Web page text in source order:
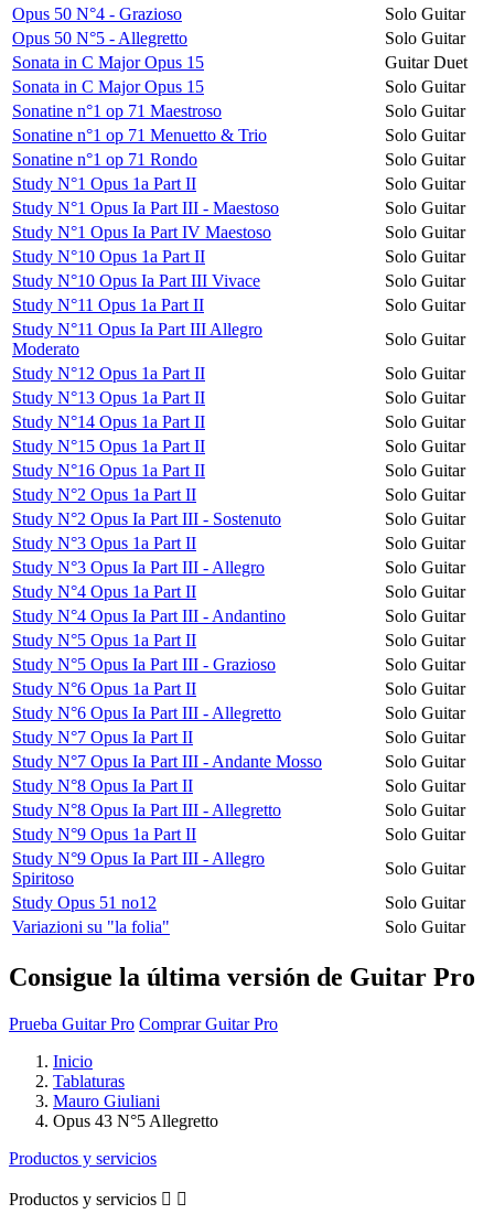
Opus 50 N°4 - Grazioso
Solo Guitar
Opus 50 N°5 - Allegretto
Solo Guitar
Sonata in C Major Opus 15
Guitar Duet
Sonata in C Major Opus 15
Solo Guitar
Sonatine n°1 op 71 Maestroso
Solo Guitar
Sonatine n°1 op 71 Menuetto & Trio
Solo Guitar
Sonatine n°1 op 71 Rondo
Solo Guitar
Study N°1 Opus 1a Part II
Solo Guitar
Study N°1 Opus Ia Part III - Maestoso
Solo Guitar
Study N°1 Opus Ia Part IV Maestoso
Solo Guitar
Study N°10 Opus 1a Part II
Solo Guitar
Study N°10 Opus Ia Part III Vivace
Solo Guitar
Study N°11 Opus 1a Part II
Solo Guitar
Study N°11 Opus Ia Part III Allegro
Moderato
Solo Guitar
Study N°12 Opus 1a Part II
Solo Guitar
Study N°13 Opus 1a Part II
Solo Guitar
Study N°14 Opus 1a Part II
Solo Guitar
Study N°15 Opus 1a Part II
Solo Guitar
Study N°16 Opus 1a Part II
Solo Guitar
Study N°2 Opus 1a Part II
Solo Guitar
Study N°2 Opus Ia Part III - Sostenuto
Solo Guitar
Study N°3 Opus 1a Part II
Solo Guitar
Study N°3 Opus Ia Part III - Allegro
Solo Guitar
Study N°4 Opus 1a Part II
Solo Guitar
Study N°4 Opus Ia Part III - Andantino
Solo Guitar
Study N°5 Opus 1a Part II
Solo Guitar
Study N°5 Opus Ia Part III - Grazioso
Solo Guitar
Study N°6 Opus 1a Part II
Solo Guitar
Study N°6 Opus Ia Part III - Allegretto
Solo Guitar
Study N°7 Opus Ia Part II
Solo Guitar
Study N°7 Opus Ia Part III - Andante Mosso
Solo Guitar
Study N°8 Opus Ia Part II
Solo Guitar
Study N°8 Opus Ia Part III - Allegretto
Solo Guitar
Study N°9 Opus 1a Part II
Solo Guitar
Study N°9 Opus Ia Part III - Allegro
Spiritoso
Solo Guitar
Study Opus 51 no12
Solo Guitar
Variazioni su "la folia"
Solo Guitar
Consigue la última versión de Guitar Pro
Prueba Guitar Pro Comprar Guitar Pro
Inicio
Tablaturas
Mauro Giuliani
Opus 43 N°5 Allegretto
Productos y servicios
Productos y servicios  